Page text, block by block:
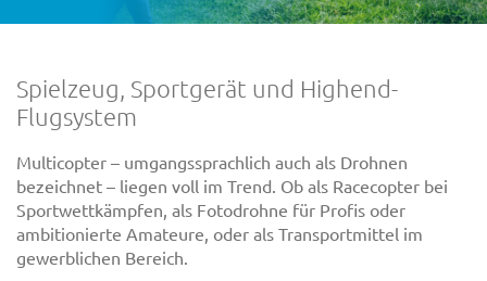
Spielzeug, Sportgerät und Highend-
Flugsystem
Multicopter – umgangssprachlich auch als Drohnen
bezeichnet – liegen voll im Trend. Ob als Racecopter bei
Sportwettkämpfen, als Fotodrohne für Profis oder
ambitionierte Amateure, oder als Transportmittel im
gewerblichen Bereich.